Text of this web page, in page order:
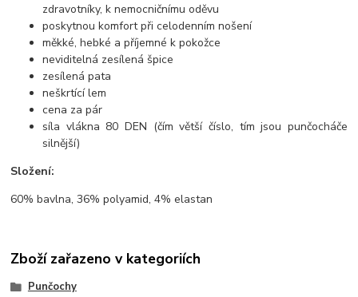
zdravotníky, k nemocničnímu oděvu
poskytnou komfort při celodenním nošení
měkké, hebké a příjemné k pokožce
neviditelná zesílená špice
zesílená pata
neškrtící lem
cena za pár
síla vlákna 80 DEN (čím větší číslo, tím jsou punčocháče
silnější)
Složení:
60% bavlna, 36% polyamid, 4% elastan
Zboží zařazeno v kategoriích
Punčochy